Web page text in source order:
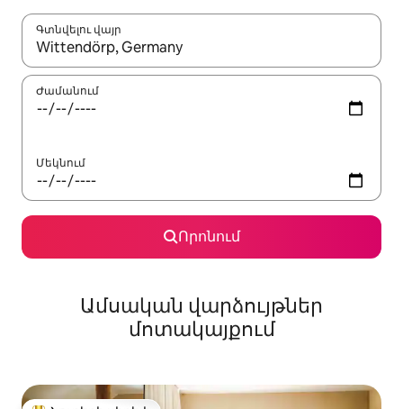
Գտնվելու վայր
Երբ արդյունքները հասանելի լինեն, սլաքների
Ժամանում
Մեկնում
Որոնում
Ամսական վարձույթներ
մոտակայքում